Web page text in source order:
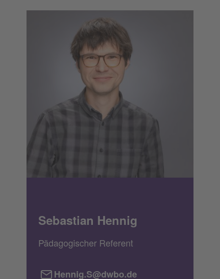
Sebastian Hennig
Pädagogischer Referent
Hennig.S@dwbo.de